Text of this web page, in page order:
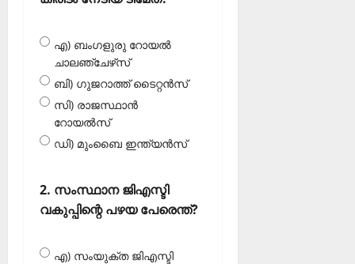
എ) ബംഗളുരു റോയല്‍
ചാലഞ്ചേഴ്‌സ്
ബി) ഗുജറാത്ത് ടൈറ്റന്‍സ്
സി) രാജസ്ഥാന്‍
റോയല്‍സ്
ഡി) മുംബൈ ഇന്ത്യന്‍സ്‌
2. സംസ്ഥാന ജിഎസ്ടി
വകുപ്പിന്റെ പഴയ പേരെന്ത്?
എ) സംയുക്ത ജിഎസ്ടി